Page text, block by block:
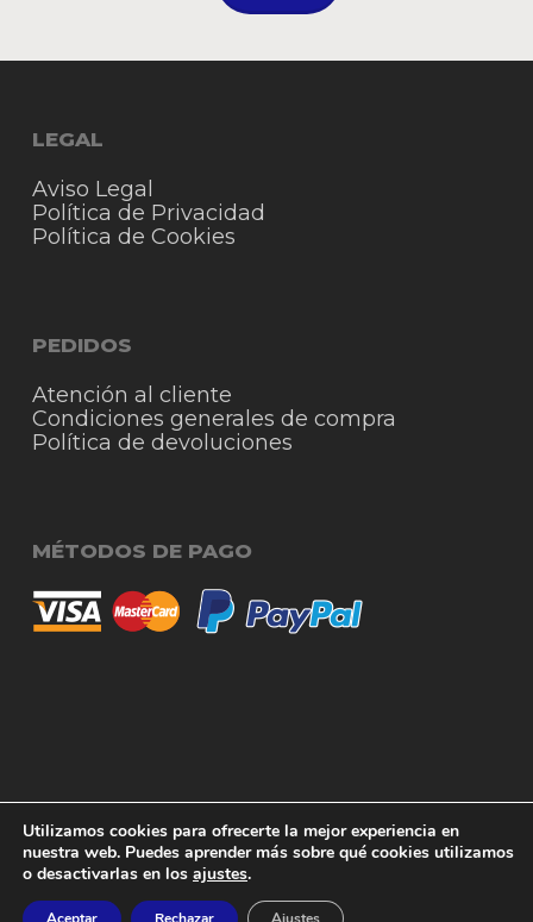
Subtotal: 0,00
Ver carrito
LEGAL
Aviso Legal
Política de Privacidad
Política de Cookies
PEDIDOS
Atención al cliente
Condiciones generales de compra
Política de devoluciones
MÉTODOS DE PAGO
© 2026 RigmoSur. Proyecto realizado por Grado
Creativo Agencia de Publicidad
facebookinstagramwhatsappphone
Utilizamos cookies para ofrecerte la mejor experiencia en
nuestra web. Puedes aprender más sobre qué cookies utilizamos
o desactivarlas en los ajustes.